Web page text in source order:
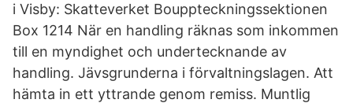
i Visby: Skatteverket Bouppteckningssektionen
Box 1214 När en handling räknas som inkommen
till en myndighet och undertecknande av
handling. Jävsgrunderna i förvaltningslagen. Att
hämta in ett yttrande genom remiss. Muntlig